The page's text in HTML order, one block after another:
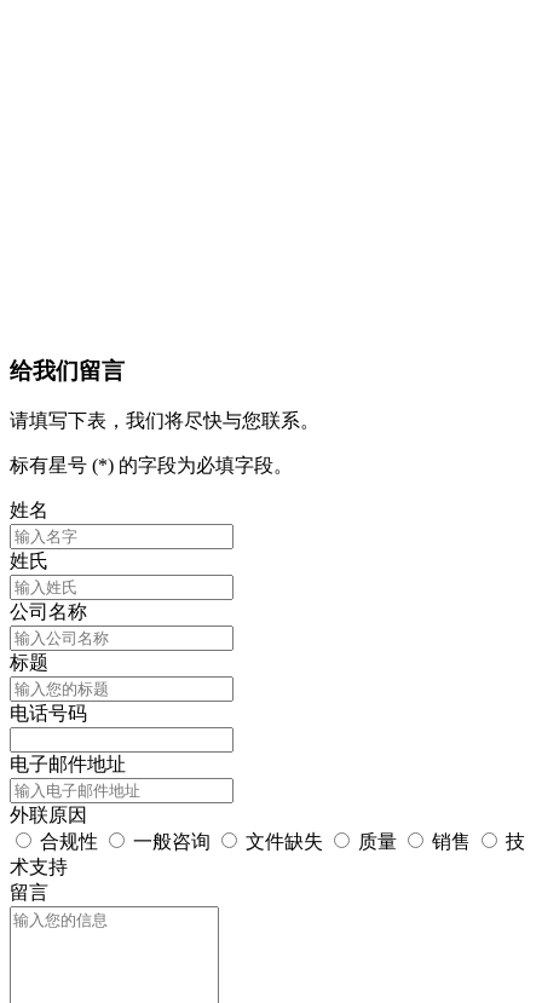
给我们留言
请填写下表，我们将尽快与您联系。
标有星号 (*) 的字段为必填字段。
姓名
姓氏
公司名称
标题
电话号码
电子邮件地址
外联原因
合规性
一般咨询 文件缺失 质量 销售
技
术支持
留言